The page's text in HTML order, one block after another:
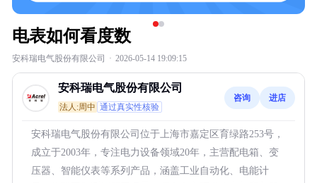
电表如何看度数
安科瑞电气股份有限公司 · 2026-05-14 19:09:15
安科瑞电气股份有限公司
法人:周中 通过真实性核验
咨询 进店
安科瑞电气股份有限公司位于上海市嘉定区育绿路253号，
成立于2003年，专注电力设备领域20年，主营配电箱、变
压器、智能仪表等系列产品，涵盖工业自动化、电能计